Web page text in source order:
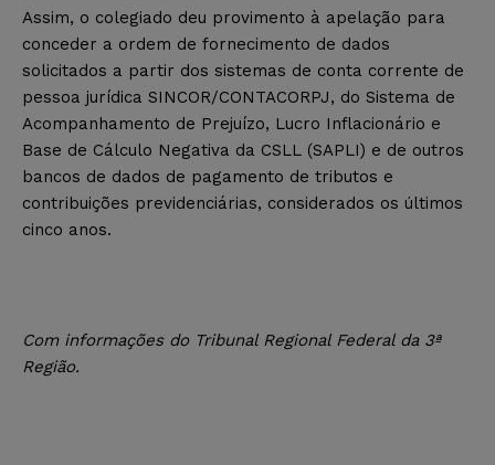
Assim, o colegiado deu provimento à apelação para
conceder a ordem de fornecimento de dados
solicitados a partir dos sistemas de conta corrente de
pessoa jurídica SINCOR/CONTACORPJ, do Sistema de
Acompanhamento de Prejuízo, Lucro Inflacionário e
Base de Cálculo Negativa da CSLL (SAPLI) e de outros
bancos de dados de pagamento de tributos e
contribuições previdenciárias, considerados os últimos
cinco anos.
Com informações do Tribunal Regional Federal da 3ª
Região.